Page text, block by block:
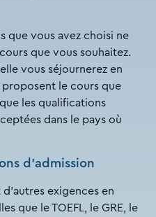
que vous avez choisi ne
que vous souhaitez.
vous séjournerez en
le cours que
les qualifications
dans le pays où
d'admission
exigences en
que le TOEFL, le GRE, le